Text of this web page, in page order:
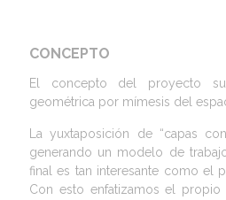
CONCEPTO
El concepto del proyecto
geométrica por mímesis del
La yuxtaposición de “capas
generando un modelo de
final es tan interesante como el
Con esto enfatizamos el